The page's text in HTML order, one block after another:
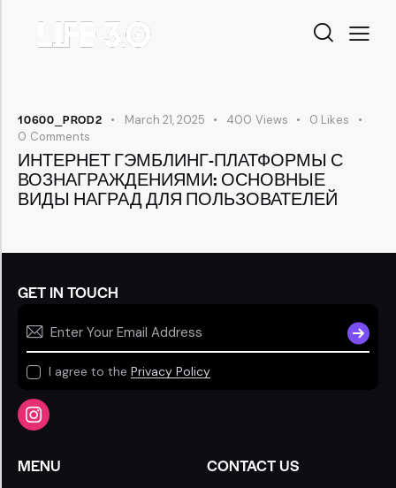
10600_PROD2 March 21, 2025 400 Views 0 Likes
0 Comments
ИНТЕРНЕТ ГЭМБЛИНГ-ПЛАТФОРМЫ С
ВОЗНАГРАЖДЕНИЯМИ: ОСНОВНЫЕ
ВИДЫ НАГРАД ДЛЯ ПОЛЬЗОВАТЕЛЕЙ
GET IN TOUCH
I agree to the Privacy Policy
MENU CONTACT US